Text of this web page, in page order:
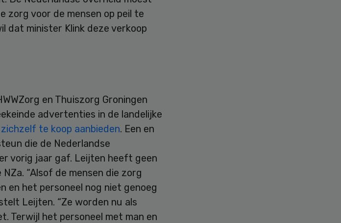
zorg voor de mensen op peil te
dat minister Klink deze verkoop
en Thuiszorg Groningen
advertenties in de landelijke
zichzelf te koop aanbieden. Een en
die de Nederlandse
vorig jaar gaf. Leijten heeft geen
“Alsof de mensen die zorg
en het personeel nog niet genoeg
Leijten. “Ze worden nu als
Terwijl het personeel met man en